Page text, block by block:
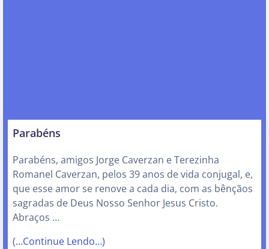
Parabéns
Parabéns, amigos Jorge Caverzan e Terezinha
Romanel Caverzan, pelos 39 anos de vida conjugal, e,
que esse amor se renove a cada dia, com as bênçãos
sagradas de Deus Nosso Senhor Jesus Cristo.
Abraços …
(…Continue Lendo…)